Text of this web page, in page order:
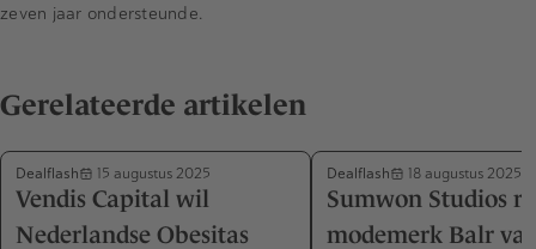
zeven jaar ondersteunde.
Gerelateerde artikelen
Dealflash 15 augustus 2025
Vendis Capital wil
Nederlandse Obesitas
Dealflash 18 augustus 2025
Sumwon Studios
modemerk Balr